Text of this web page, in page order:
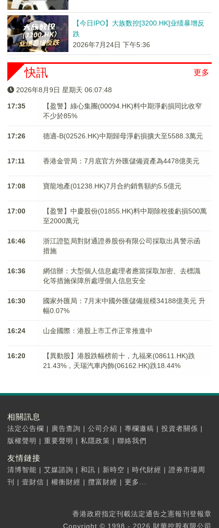
【今日IPO】大族数控[3200.HK]业绩暴增反
跌
2026年7月24日 下午5:36
更多
快訊
2026年8月9日 星期天 06:07:48
17:35
【盈警】綠心集團(00094.HK)料中期淨虧損同比收窄
不少於85%
17:26 德適-B(02526.HK)中期歸母淨虧損擴大至5588.3萬元
17:11 香港金管局：7月底官方外匯儲備資產為4478億美元
17:08 寶龍地產(01238.HK)7月合約銷售額約5.5億元
17:00
【盈警】中慶股份(01855.HK)料中期除稅後虧損500萬
至2000萬元
16:46
浙江證監局對財通證券股份有限公司採取出具警示函
措施
16:36
網信辦：大型個人信息處理者應當採取加密、去標識
化等措施保障所處理個人信息安全
16:30
國家外匯局：7月末中國外匯儲備規模34188億美元 升
幅0.07%
16:24 山金國際：港股上市工作正常推進中
16:20
【異動股】港股跌幅榜前十，九福來(08611.HK)跌
21.43%，天瑞汽車内飾(06162.HK)跌18.44%
相關訊息
法定公告欄 | 廣告查詢 | 公司介紹 | 專欄邀稿 | 投資者關係 |
版權聲明 | 重要聲明 | 私隱政策 | 聯絡我們
友情鏈接
清博智能 | 艾媒諮詢 | 和訊 | 新時空 | 時代財經 | 證券市場周
刊
| 壹財信 | 權衡財經 | 攬富財經 | 更多...
香港政府指定刊載法定通告之憲報刊登報章
Copyright © 1998 - 2026 財華控股有限公司